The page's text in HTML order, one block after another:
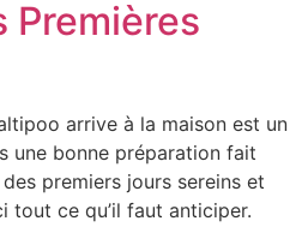
Premières
arrive à la maison est un
une bonne préparation fait
premiers jours sereins et
tout ce qu’il faut anticiper.